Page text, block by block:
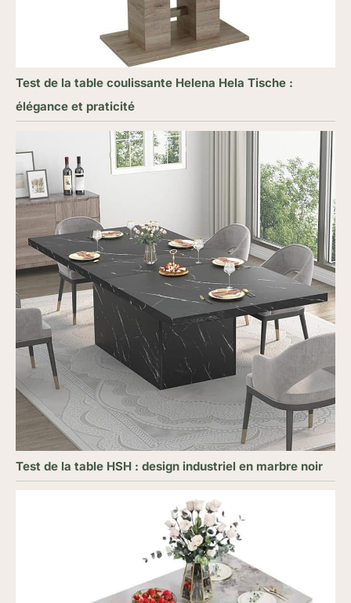
Test de la table coulissante Helena Hela Tische :
élégance et praticité
Test de la table HSH : design industriel en marbre noir